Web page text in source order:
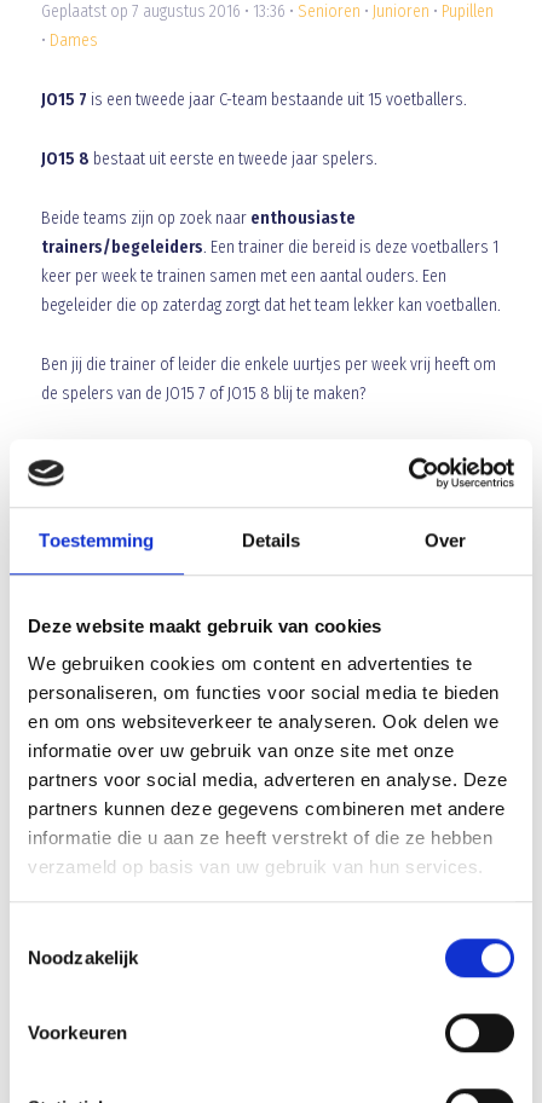
Toestemming Details Over
Deze website maakt gebruik van cookies
We gebruiken cookies om content en advertenties te
personaliseren, om functies voor social media te bieden
en om ons websiteverkeer te analyseren. Ook delen we
informatie over uw gebruik van onze site met onze
partners voor social media, adverteren en analyse. Deze
partners kunnen deze gegevens combineren met andere
informatie die u aan ze heeft verstrekt of die ze hebben
verzameld op basis van uw gebruik van hun services.
Noodzakelijk
Voorkeuren
Geplaatst op 7 augustus 2016 • 13:36 • Senioren • Junioren • Pupillen
• Dames
JO15 7 is een tweede jaar C-team bestaande uit 15 voetballers.
JO15 8 bestaat uit eerste en tweede jaar spelers.
Beide teams zijn op zoek naar enthousiaste
trainers/begeleiders. Een trainer die bereid is deze voetballers 1
keer per week te trainen samen met een aantal ouders. Een
begeleider die op zaterdag zorgt dat het team lekker kan voetballen.
Ben jij die trainer of leider die enkele uurtjes per week vrij heeft om
de spelers van de JO15 7 of JO15 8 blij te maken?
Neem dan contact op met Ellen Kortekaas, groepsleider O15, e-mail
juniorenblauwgeel@hotmail.com
Array
Wijzigingen supportersclub seizoen 2016-2017
Sfeervol en geslaagd PROwoon toernooi 2016
AANMELDEN LID
RECENT NIEUWS